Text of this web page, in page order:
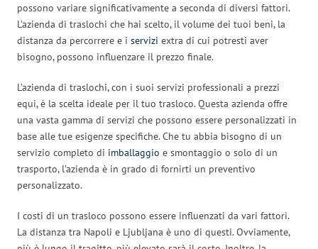
possono variare significativamente a seconda di diversi fattori.
L’azienda di traslochi che hai scelto, il volume dei tuoi beni, la
distanza da percorrere e i servizi extra di cui potresti aver
bisogno, possono influenzare il prezzo finale.
L’azienda di traslochi, con i suoi servizi professionali a prezzi
equi, è la scelta ideale per il tuo trasloco. Questa azienda offre
una vasta gamma di servizi che possono essere personalizzati in
base alle tue esigenze specifiche. Che tu abbia bisogno di un
servizio completo di imballaggio e smontaggio o solo di un
trasporto, l’azienda è in grado di fornirti un preventivo
personalizzato.
I costi di un trasloco possono essere influenzati da vari fattori.
La distanza tra Napoli e Ljubljana è uno di questi. Ovviamente,